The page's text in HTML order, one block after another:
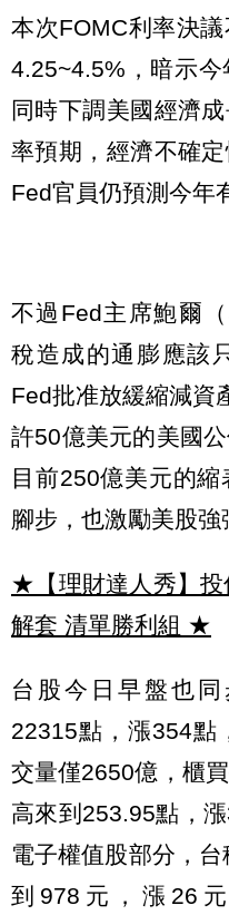
本次FOMC利率決
4.25~4.5%，暗示今
同時下調美國經濟
率預期，經濟不確
Fed官員仍預測今年
不過Fed主席鮑爾
稅造成的通膨應該
Fed批准放緩縮減資
許50億美元的美國
目前250億美元的
腳步，也激勵美股強
★【理財達人秀】投
解套 清單勝利組 ★
台股今日早盤也
22315點，漲354點
交量僅2650億，櫃
高來到253.95點，
電子權值股部分，
到978元，漲26